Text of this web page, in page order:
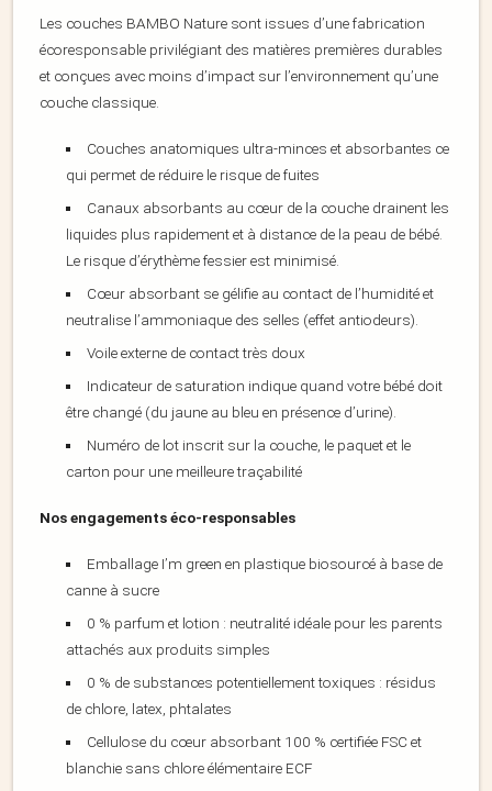
Les couches BAMBO Nature sont issues d’une fabrication
écoresponsable privilégiant des matières premières durables
et conçues avec moins d’impact sur l’environnement qu’une
couche classique.
Couches anatomiques ultra-minces et absorbantes ce
qui permet de réduire le risque de fuites
Canaux absorbants au cœur de la couche drainent les
liquides plus rapidement et à distance de la peau de bébé.
Le risque d’érythème fessier est minimisé.
Cœur absorbant se gélifie au contact de l’humidité et
neutralise l’ammoniaque des selles (effet antiodeurs).
Voile externe de contact très doux
Indicateur de saturation indique quand votre bébé doit
être changé (du jaune au bleu en présence d’urine).
Numéro de lot inscrit sur la couche, le paquet et le
carton pour une meilleure traçabilité
Nos engagements éco-responsables
Emballage I’m green en plastique biosourcé à base de
canne à sucre
0 % parfum et lotion : neutralité idéale pour les parents
attachés aux produits simples
0 % de substances potentiellement toxiques : résidus
de chlore, latex, phtalates
Cellulose du cœur absorbant 100 % certifiée FSC et
blanchie sans chlore élémentaire ECF